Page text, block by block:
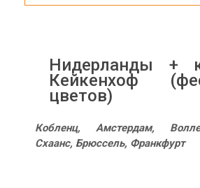
Нидерланды +
Кейкенхоф
цветов)
Кобленц, Амстердам,
Схаанс, Брюссель, Франкфурт